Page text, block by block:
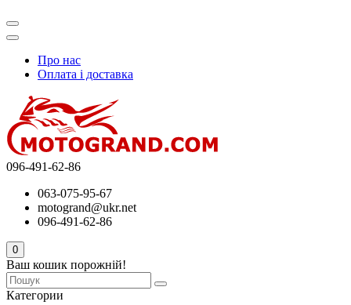
Про нас
Оплата і доставка
096-491-62-86
063-075-95-67
motogrand@ukr.net
096-491-62-86
0
Ваш кошик порожній!
Категории